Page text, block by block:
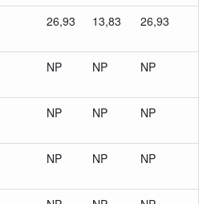
26,93 13,83 26,93
NP NP NP
NP NP NP
NP NP NP